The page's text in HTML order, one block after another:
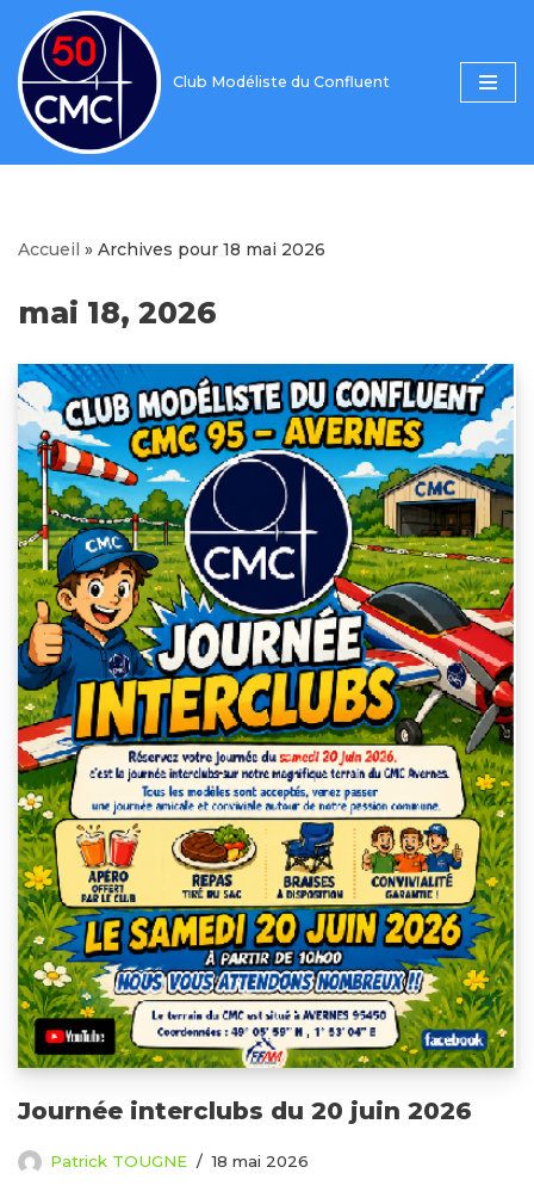
Aller
au
contenu
Club Modéliste du Confluent
Accueil » Archives pour 18 mai 2026
mai 18, 2026
Journée interclubs du 20 juin 2026
Patrick TOUGNE 18 mai 2026